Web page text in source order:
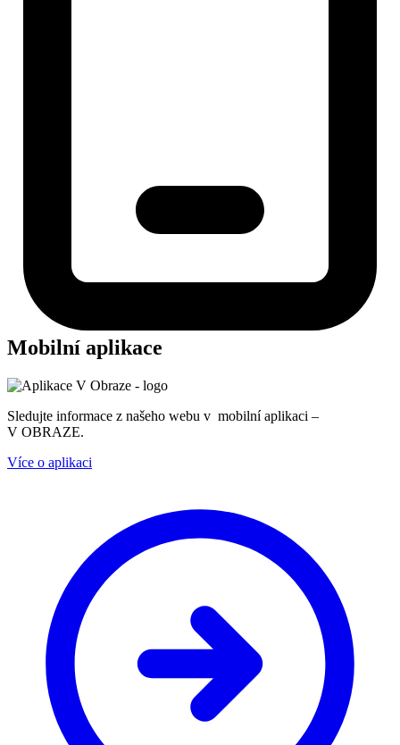
Mobilní aplikace
Sledujte informace z našeho webu v mobilní aplikaci –
V OBRAZE.
Více o aplikaci